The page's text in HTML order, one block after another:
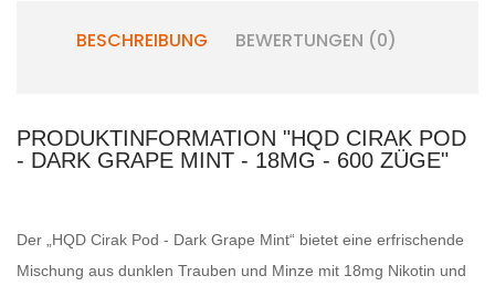
BESCHREIBUNG BEWERTUNGEN (0)
PRODUKTINFORMATION "HQD CIRAK POD
- DARK GRAPE MINT - 18MG - 600 ZÜGE"
Der „HQD Cirak Pod - Dark Grape Mint“ bietet eine erfrischende
Mischung aus dunklen Trauben und Minze mit 18mg Nikotin und